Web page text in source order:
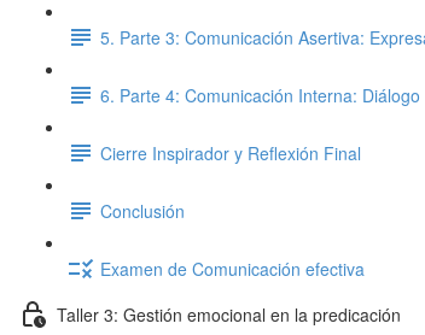
5. Parte 3: Comunicación Asertiva:
6. Parte 4: Comunicación Interna:
Cierre Inspirador y Reflexión Final
Conclusión
Examen de Comunicación efectiva
Taller 3: Gestión emocional en la predicación